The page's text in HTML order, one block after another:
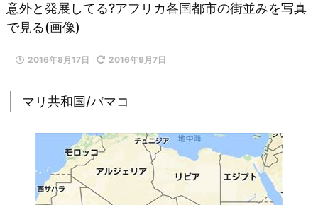
意外と発展してる?アフリカ各国都市の街並みを写真
で見る(画像)
2016年8月17日 2016年9月7日
マリ共和国/バマコ